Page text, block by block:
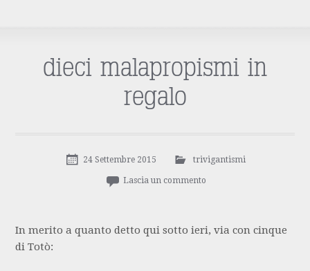
dieci malapropismi in
regalo
24 Settembre 2015 trivigantismi
Lascia un commento
In merito a quanto detto qui sotto ieri, via con cinque
di Totò: